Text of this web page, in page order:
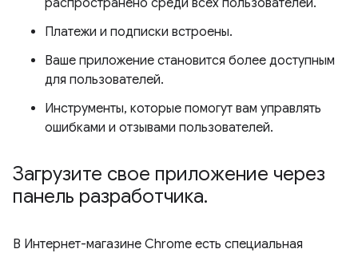
распространено среди всех пользователей.
Платежи и подписки встроены.
Ваше приложение становится более доступным
для пользователей.
Инструменты, которые помогут вам управлять
ошибками и отзывами пользователей.
Загрузите свое приложение через
панель разработчика.
В Интернет-магазине Chrome есть специальная